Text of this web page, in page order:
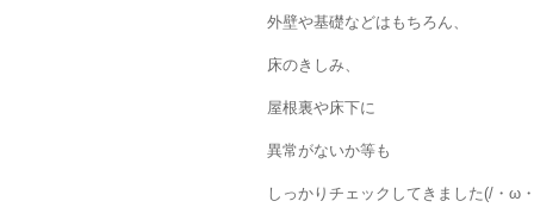
外壁や基礎などはもちろん、
床のきしみ、
屋根裏や床下に
異常がないか等も
しっかりチェックしてきました(/・ω